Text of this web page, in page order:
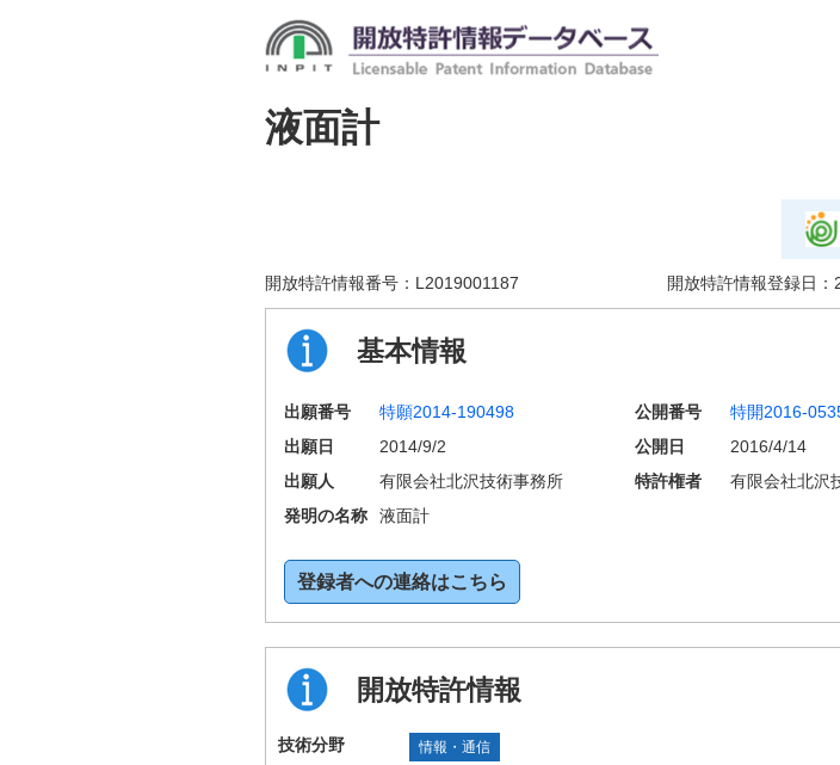
液面計
開放特許情報番号： L2019001187 開放特許情報登録日：
基本情報
出願番号 特願2014-190498 公開番号 特開2016-
出願日
2014/9/2 公開日
2016/4/14
出願人
有限会社北沢技術事務所 特許権者 有限会社北沢
発明の名称
液面計
登録者への連絡はこちら
開放特許情報
技術分野 情報・通信